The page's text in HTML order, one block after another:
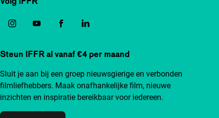
Steun IFFR al vanaf €4 per maand
Sluit je aan bij een groep nieuwsgierige en verbonden
filmliefhebbers. Maak onafhankelijke film, nieuwe
inzichten en inspiratie bereikbaar voor iedereen.